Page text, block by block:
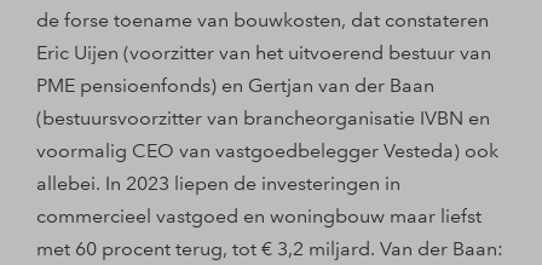
de forse toename van bouwkosten, dat constateren
Eric Uijen (voorzitter van het uitvoerend bestuur van
PME pensioenfonds) en Gertjan van der Baan
(bestuursvoorzitter van brancheorganisatie IVBN en
voormalig CEO van vastgoedbelegger Vesteda) ook
allebei. In 2023 liepen de investeringen in
commercieel vastgoed en woningbouw maar liefst
met 60 procent terug, tot € 3,2 miljard. Van der Baan: